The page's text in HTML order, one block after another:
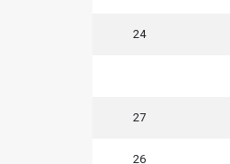
24
27
26